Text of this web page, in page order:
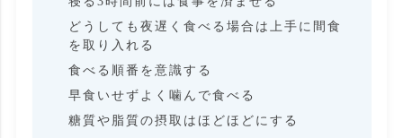
どうしても夜遅く食べる場合は上手に間食
を取り入れる
食べる順番を意識する
早食いせずよく噛んで食べる
糖質や脂質の摂取はほどほどにする